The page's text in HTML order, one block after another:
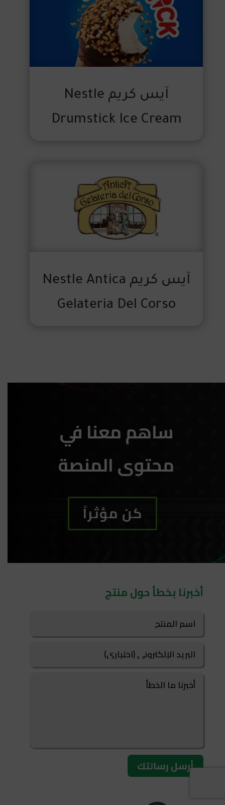
آيس كريم Nestle
Drumstick Ice Cream
آيس كريم Nestle Antica
Gelateria Del Corso
ساهم معنا في
محتوى المنصة
كن مؤثراً
أخبرنا بخطأ حول منتج
أرسل رسالتك